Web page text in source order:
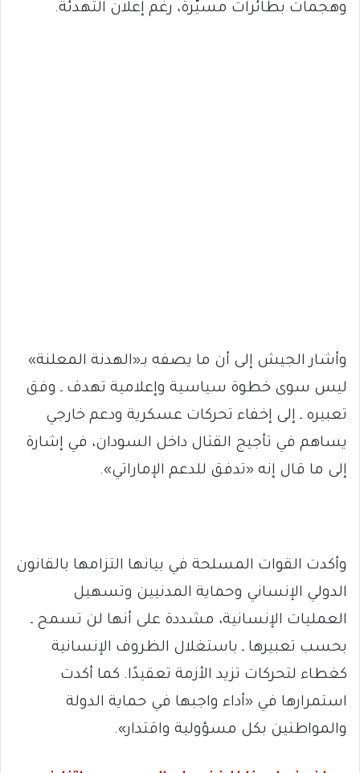
وهجمات بطائرات مسيّرة، رغم إعلان التهدئة.
وأشار الجيش إلى أن ما يصفه بـ«الهدنة المعلنة»
ليس سوى خطوة سياسية وإعلامية تهدف ـ وفق
تعبيره ـ إلى إخفاء تحركات عسكرية ودعم خارجي
يساهم في تأجيج القتال داخل السودان، في إشارة
إلى ما قال إنه «تدفق للدعم الإماراتي».
وأكدت القوات المسلحة في بيانها التزامها بالقانون
الدولي الإنساني وحماية المدنيين وتسهيل
العمليات الإنسانية، مشددة على أنها لن تسمح ـ
بحسب تعبيرها ـ باستغلال الظروف الإنسانية
كغطاء لتحركات تزيد الأزمة تعقيدًا. كما أكدت
استمرارها في «أداء واجبها في حماية الدولة
والمواطنين بكل مسؤولية واقتدار».